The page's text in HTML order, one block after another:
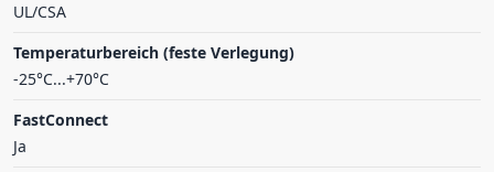
UL/CSA
Temperaturbereich (feste Verlegung)
-25°C...+70°C
FastConnect
Ja